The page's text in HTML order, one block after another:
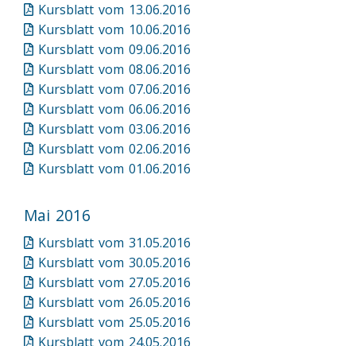
Kursblatt vom 13.06.2016
Kursblatt vom 10.06.2016
Kursblatt vom 09.06.2016
Kursblatt vom 08.06.2016
Kursblatt vom 07.06.2016
Kursblatt vom 06.06.2016
Kursblatt vom 03.06.2016
Kursblatt vom 02.06.2016
Kursblatt vom 01.06.2016
Mai 2016
Kursblatt vom 31.05.2016
Kursblatt vom 30.05.2016
Kursblatt vom 27.05.2016
Kursblatt vom 26.05.2016
Kursblatt vom 25.05.2016
Kursblatt vom 24.05.2016